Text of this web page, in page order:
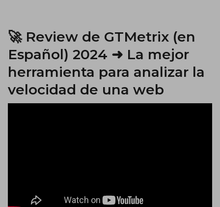
🚀 Review de GTMetrix (en
Español) 2024 ➜ La mejor
herramienta para analizar la
velocidad de una web